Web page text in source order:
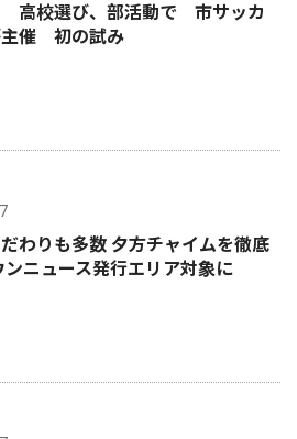
高校選び、部活動で 市サッカ
主催 初の試み
わりも多数 夕方チャイムを徹底
ンニュース発行エリア対象に